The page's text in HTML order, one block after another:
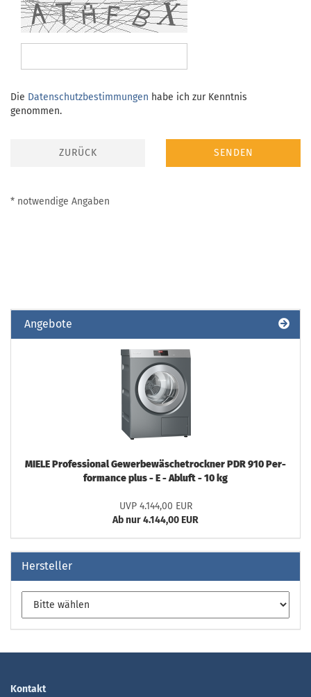
DATENSCHUTZBESTIMMUNGEN
Die Datenschutzbestimmungen habe ich zur Kenntnis
genommen.
ZURÜCK SENDEN
* notwendige Angaben
Angebote
MIELE Pro­fes­sio­nal Ge­wer­be­wä­sche­trock­ner PDR 910 Per­
for­mance plus - E - Ab­luft - 10 kg
UVP 4.144,00 EUR
Ab nur 4.144,00 EUR
Hersteller
Kontakt